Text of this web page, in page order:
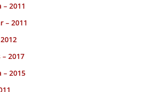
– 2011
– 2011
2017
– 2015